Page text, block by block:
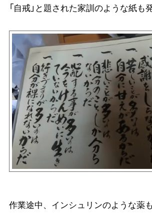
「自戒」と題された家訓のような紙も
作業途中、インシュリンのような薬